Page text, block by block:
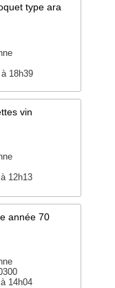
type ara
18h39
vin
12h13
année 70
14h04